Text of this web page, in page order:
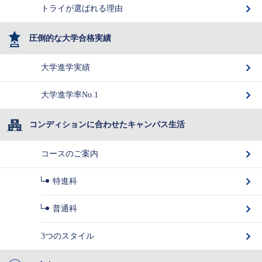
トライが選ばれる理由
圧倒的な大学合格実績
大学進学実績
大学進学率No.1
コンディションに合わせたキャンパス生活
コースのご案内
特進科
普通科
3つのスタイル